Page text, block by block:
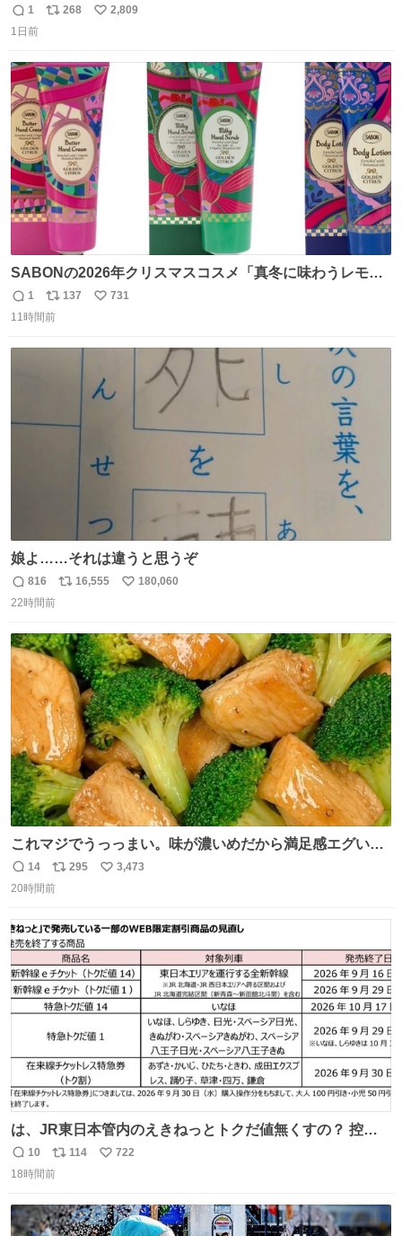
みました🧵 裁縫は得意でないので、ザクザクの目測で縫い
ましたので悪しからず🙏🏻 裏地は人魚のウロコ風な柄にし
に入り⭐️
返
信
1
リ
ト
数
268
い
数
2,809
1日前
SABONの2026年クリスマスコスメ「真冬に味わうレモン
ティーの香り」限定ボディスクラブ＆バスオイルなど -
fashion-press.net/news/149659
返
信
1
リ
ポ
137
い
731
11時間前
娘よ……それは違うと思うぞ
返
信
816
リ
ト
数
16,555
い
数
180,060
22時間前
これマジでうっっまい。味が濃いめだから満足感エグいし
1週間で3キロ痩せた😭
返
信
14
リ
ポ
ト
数
295
い
数
3,473
20時間前
は、JR東日本管内のえきねっとトクだ値無くすの？ 控え
めに言ってクソすぎんか？
返
信
10
リ
ポ
ト
114
い
数
722
18時間前